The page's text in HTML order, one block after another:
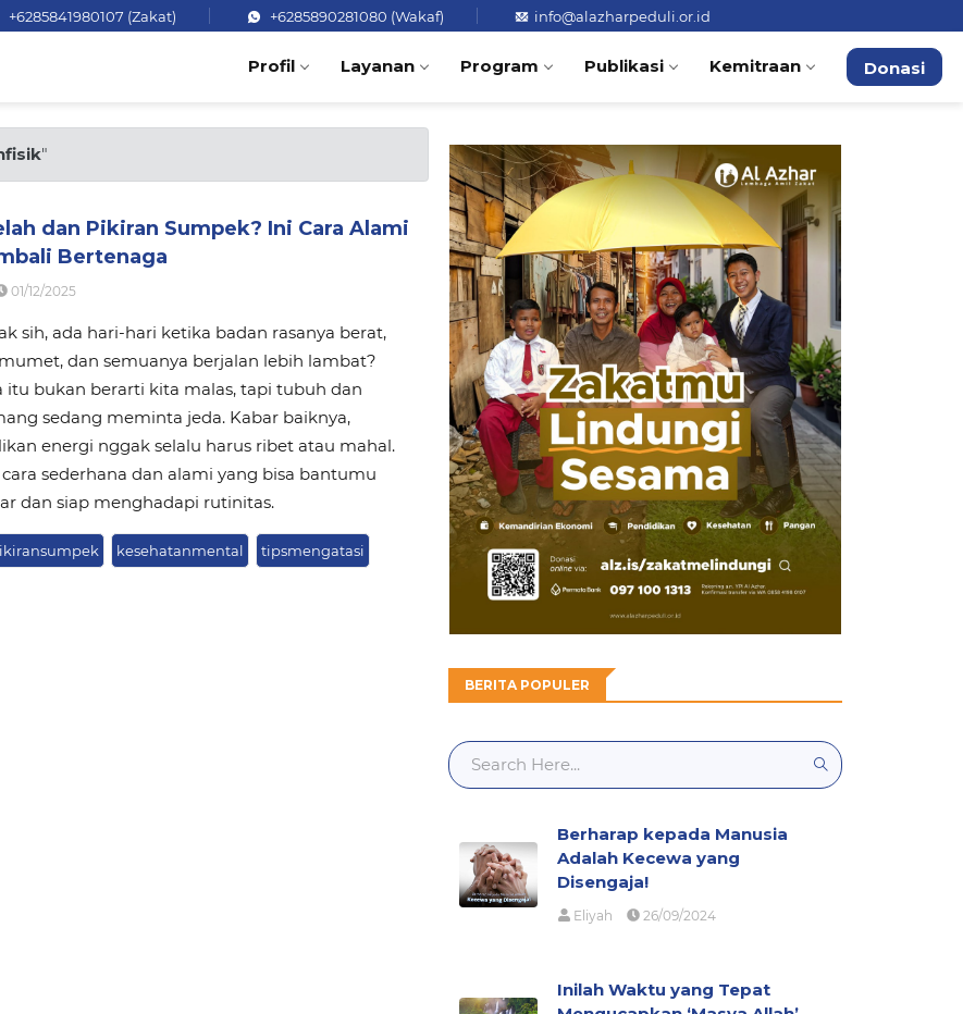
+6285841980107 (Zakat) +6285890281080 (Wakaf) info@alazharpeduli.or.id
Profil Layanan Program Publikasi Kemitraan Donasi
"
dan Pikiran Sumpek? Ini Cara Alami
Bertenaga
01/12/2025
sih, ada hari-hari ketika badan rasanya berat,
dan semuanya berjalan lebih lambat?
itu bukan berarti kita malas, tapi tubuh dan
sedang meminta jeda. Kabar baiknya,
energi nggak selalu harus ribet atau mahal.
sederhana dan alami yang bisa bantumu
dan siap menghadapi rutinitas.
kesehatanmental tipsmengatasi
BERITA POPULER
Berharap kepada Manusia
Adalah Kecewa yang
Disengaja!
Eliyah 26/09/2024
Inilah Waktu yang Tepat